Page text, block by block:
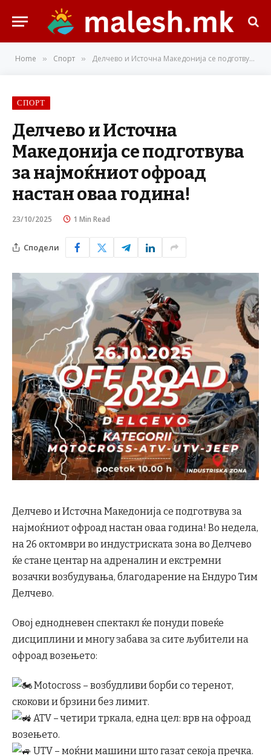
Home » Спорт » Делчево и Источна Македонија се подготвува за најмоќниот офроад настан оваа година!
СПОРТ
Делчево и Источна
Македонија се подготвува
за најмоќниот офроад
настан оваа година!
23/10/2025 1 Min Read
Сподели
Делчево и Источна Македонија се подготвува за
најмоќниот офроад настан оваа година! Во недела,
на 26 октомври во индустриската зона во Делчево
ќе стане центар на адреналин и екстремни
возачки возбудувања, благодарение на Ендуро Тим
Делчево.
Овој еднодневен спектакл ќе понуди повеќе
дисциплини и многу забава за сите љубители на
офроад возењето:
Motocross – возбудливи борби со теренот,
скокови и брзини без лимит.
ATV – четири тркала, една цел: врв на офроад
возењето.
UTV – моќни машини што газат секоја пречка.